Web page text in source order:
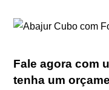
Fale agora com
tenha um